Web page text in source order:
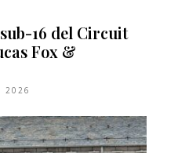
16 del Circuit
Fox &
2026